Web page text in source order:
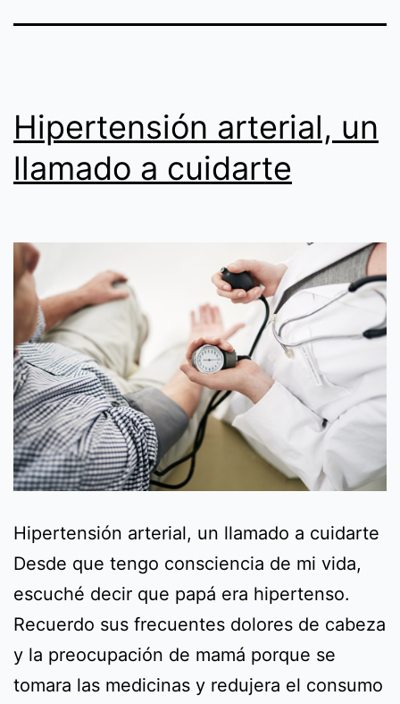
Hipertensión arterial, un
llamado a cuidarte
Hipertensión arterial, un llamado a cuidarte
Desde que tengo consciencia de mi vida,
escuché decir que papá era hipertenso.
Recuerdo sus frecuentes dolores de cabeza
y la preocupación de mamá porque se
tomara las medicinas y redujera el consumo